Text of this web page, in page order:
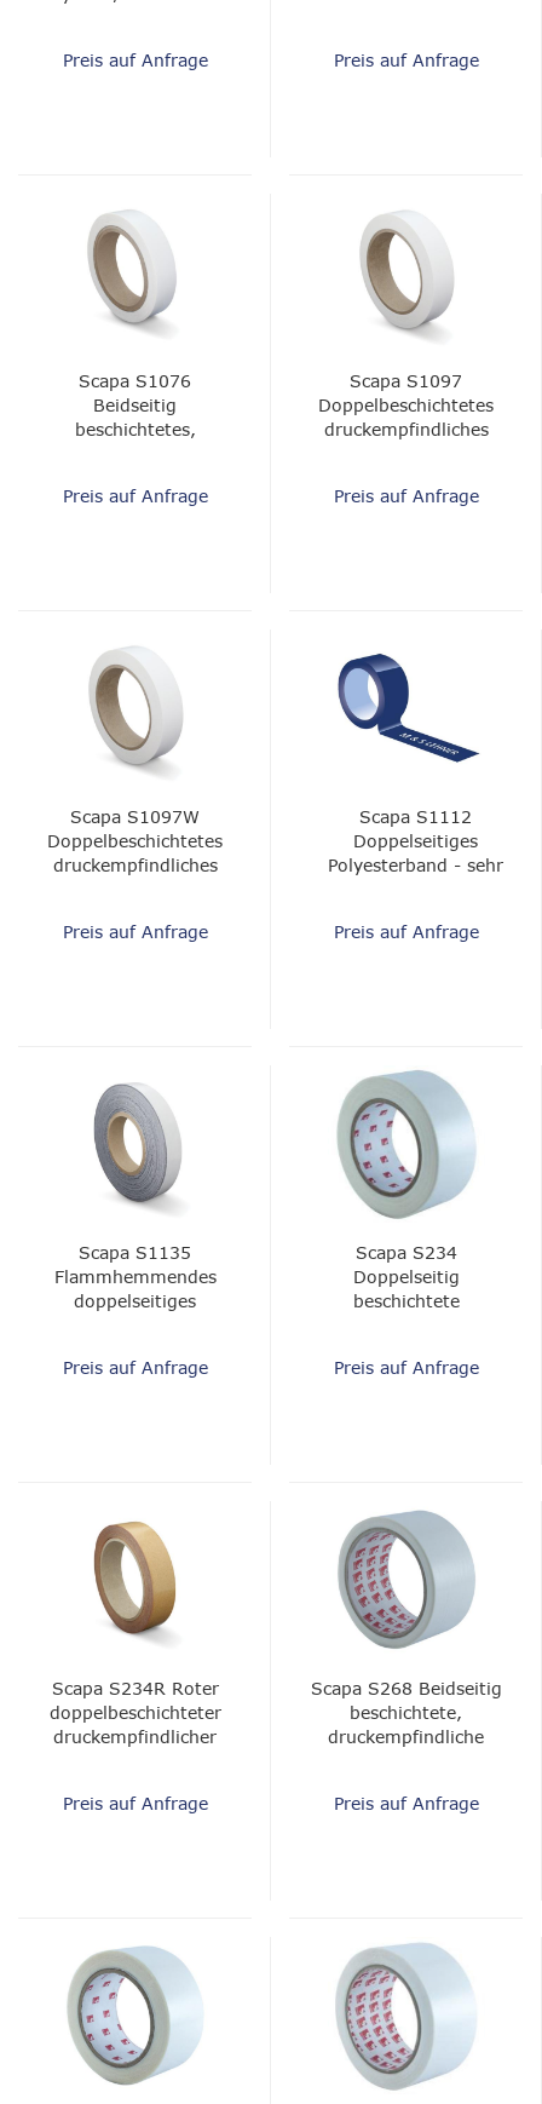
Preis auf Anfrage Preis auf Anfrage
Scapa S1076
Beidseitig
beschichtetes,
Preis auf Anfrage
Scapa S1097
Doppelbeschichtetes
druckempfindliches
Weiß, 0,09 mm
Preis auf Anfrage
Scapa S1097W
Doppelbeschichtetes
druckempfindliches
3,5 mil
Preis auf Anfrage
Scapa S1112
Doppelseitiges
Polyesterband - sehr
4,5 mil
Preis auf Anfrage
Scapa S1135
Flammhemmendes
doppelseitiges
Preis auf Anfrage
Scapa S234
Doppelseitig
beschichtete
Preis auf Anfrage
Scapa S234R Roter
doppelbeschichteter
druckempfindlicher
mils (90 Mikron)
Preis auf Anfrage
Scapa S268 Beidseitig
beschichtete,
druckempfindliche
Preis auf Anfrage